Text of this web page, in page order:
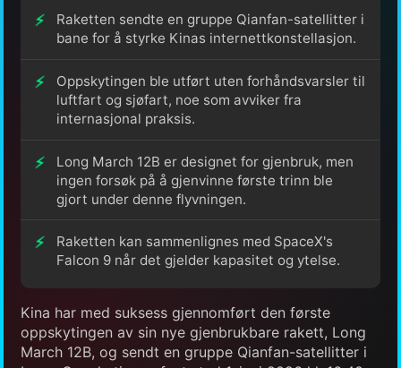
Raketten sendte en gruppe Qianfan-satellitter i
bane for å styrke Kinas internettkonstellasjon.
Oppskytingen ble utført uten forhåndsvarsler til
luftfart og sjøfart, noe som avviker fra
internasjonal praksis.
Long March 12B er designet for gjenbruk, men
ingen forsøk på å gjenvinne første trinn ble
gjort under denne flyvningen.
Raketten kan sammenlignes med SpaceX's
Falcon 9 når det gjelder kapasitet og ytelse.
Kina har med suksess gjennomført den første
oppskytingen av sin nye gjenbrukbare rakett, Long
March 12B, og sendt en gruppe Qianfan-satellitter i